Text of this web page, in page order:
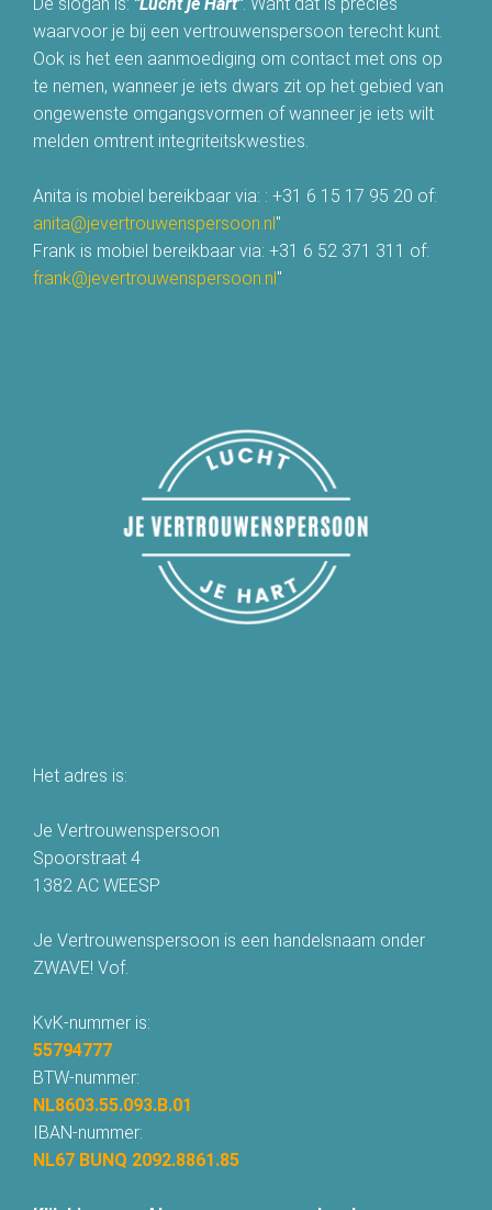
waarvoor je bij een vertrouwenspersoon terecht kunt.
Ook is het een aanmoediging om contact met ons op
te nemen, wanneer je iets dwars zit op het gebied van
ongewenste omgangsvormen of wanneer je iets wilt
melden omtrent integriteitskwesties.
Anita is mobiel bereikbaar via: : +31 6 15 17 95 20 of:
anita@jevertrouwenspersoon.nl"
Frank is mobiel bereikbaar via: +31 6 52 371 311 of:
frank@jevertrouwenspersoon.nl"
Het adres is:
Je Vertrouwenspersoon
Spoorstraat 4
1382 AC WEESP
Je Vertrouwenspersoon is een handelsnaam onder
ZWAVE! Vof.
KvK-nummer is:
55794777
BTW-nummer:
NL8603.55.093.B.01
IBAN-nummer:
NL67 BUNQ 2092.8861.85